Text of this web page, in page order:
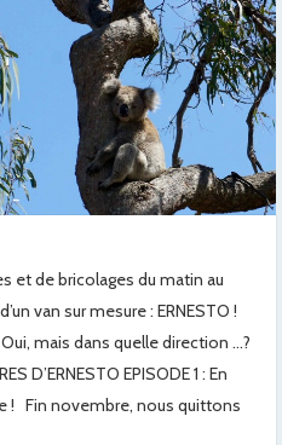
et de bricolages du matin au
van sur mesure : ERNESTO !
mais dans quelle direction …?
D’ERNESTO EPISODE 1 : En
! Fin novembre, nous quittons